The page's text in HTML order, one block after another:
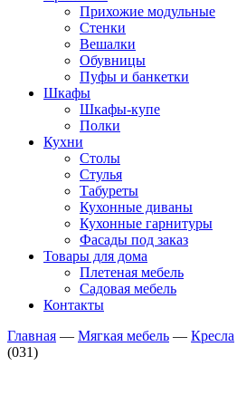
Прихожие модульные
Стенки
Вешалки
Обувницы
Пуфы и банкетки
Шкафы
Шкафы-купе
Полки
Кухни
Столы
Стулья
Табуреты
Кухонные диваны
Кухонные гарнитуры
Фасады под заказ
Товары для дома
Плетеная мебель
Садовая мебель
Контакты
Главная — Мягкая мебель — Кресла
(031)